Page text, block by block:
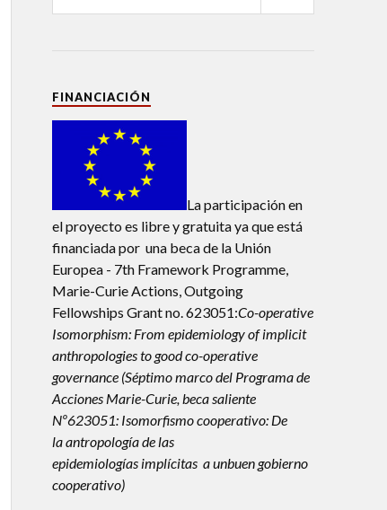
FINANCIACIÓN
La participación en
el proyecto es libre y gratuita ya que está
financiada por una beca de la Unión
Europea - 7th Framework Programme,
Marie-Curie Actions, Outgoing
Fellowships Grant no. 623051:Co-operative
Isomorphism: From epidemiology of implicit
anthropologies to good co-operative
governance (Séptimo marco del Programa de
Acciones Marie-Curie, beca saliente
Nº623051: Isomorfismo cooperativo: De
la antropología de las
epidemiologías implícitas a unbuen gobierno
cooperativo)